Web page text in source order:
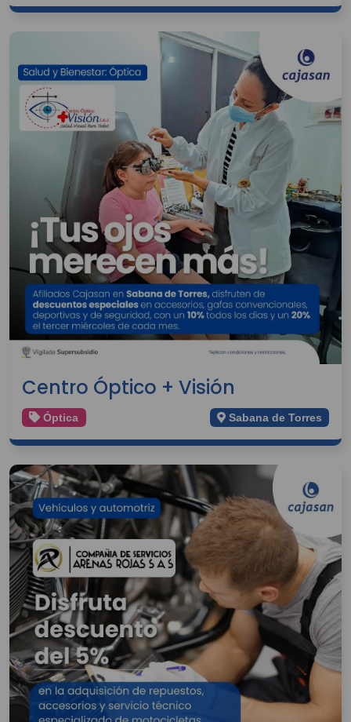
Centro Óptico + Visión
Óptica Sabana de Torres